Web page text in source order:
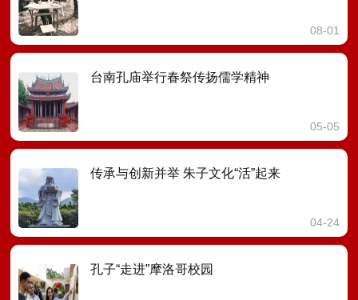
08-01
台南孔庙举行春祭传扬儒学精神
05-05
传承与创新并举 朱子文化“活”起来
04-24
孔子“走进”摩洛哥校园